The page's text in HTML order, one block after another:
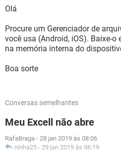
Olá
Procure um Gerenciador de
você usa (Android, iOS). Baixe-o
na memória interna do
Boa sorte
Conversas semelhantes
Meu Excell não abre
RafaBraga - 28 jan 2019 às 08:06
ninha25 - 29 jan 2019 às 06:19